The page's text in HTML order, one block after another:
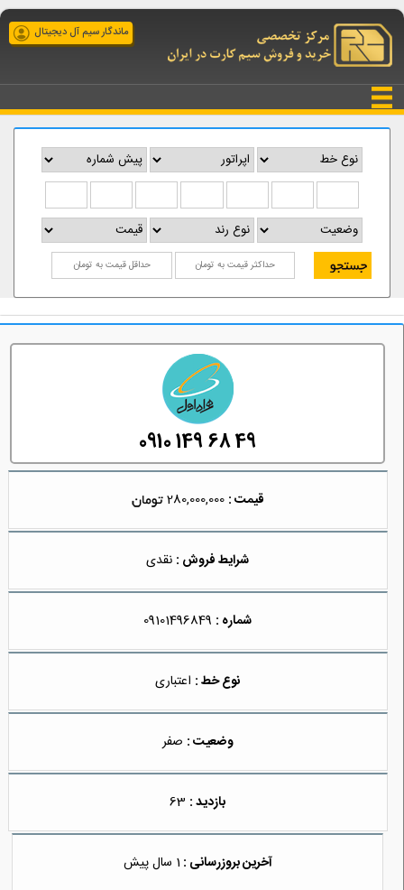
ماندگار سیم آل دیجیتال
0910 149 68 49
قیمت : 280,000,000
شرایط فروش : نقدی
شماره : 09101496849
نوع خط : اعتباری
وضعیت : صفر
بازدید :
آخرین بروزرسانی : 1 سال پیش